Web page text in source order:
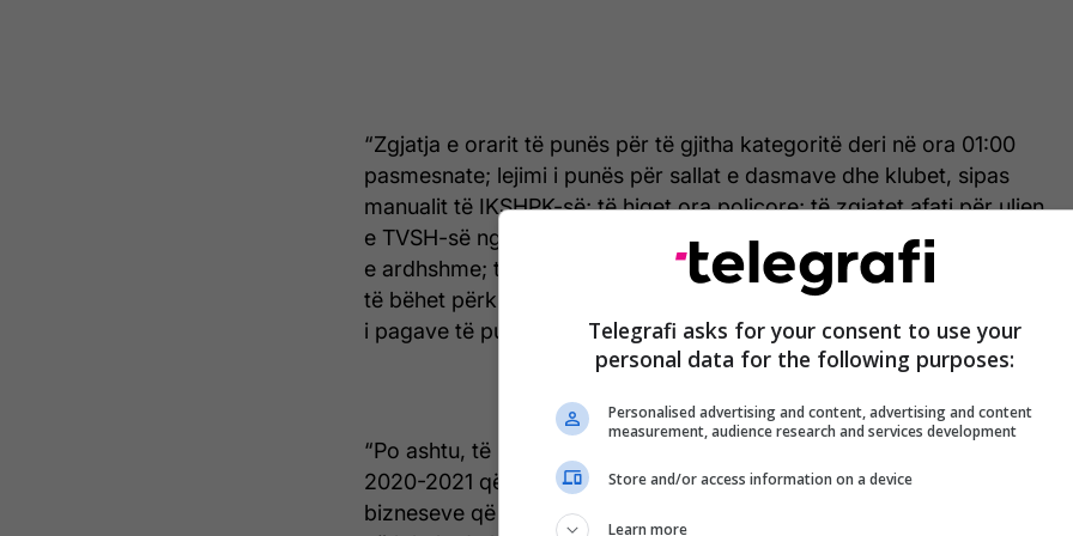
“Zgjatja e orarit të punës për të gjitha kategoritë deri në ora 01:00
pasmesnate; lejimi i punës për sallat e dasmave dhe klubet, sipas
manualit të IKSHPK-së; të hiqet ora policore; të zgjatet afati për uljen
e TVSH-së nga 18 për qind në 8 për qind, të paktën edhe për 5 vitet
e ardhshme; të fillojnë organizimet e ahengjeve në bazë të manualit;
të bëhet përkrahja financiare ndaj bizneseve; të bëhet subvencionimi
i pagave të punëtorëve”, thuhet në reagim, përcjell Telegrafi.
“Po ashtu, të mbulohen shpenzimet e qirave për bizneset nga viti
2020-2021 që kanë punuar pjesshëm; të bëhet kompensimi i
bizneseve që nuk kanë punuar fare gjatë kësaj kohe; dhe për të hyrë
Telegrafi asks for your consent to use your
personal data for the following purposes:
Personalised advertising and content, advertising and content
measurement, audience research and services development
Store and/or access information on a device
Learn more